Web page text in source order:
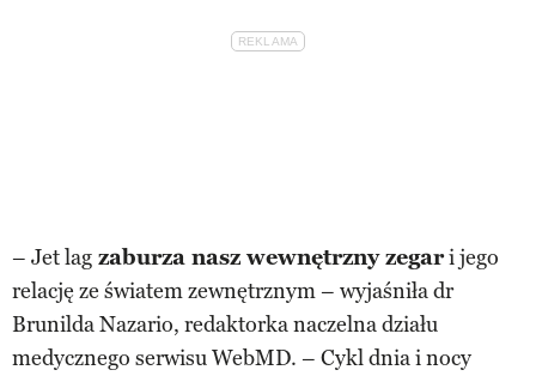
– Jet lag zaburza nasz wewnętrzny zegari jego
relację ze światem zewnętrznym – wyjaśniła dr
Brunilda Nazario, redaktorka naczelna działu
medycznego serwisu WebMD. – Cykl dnia i nocy